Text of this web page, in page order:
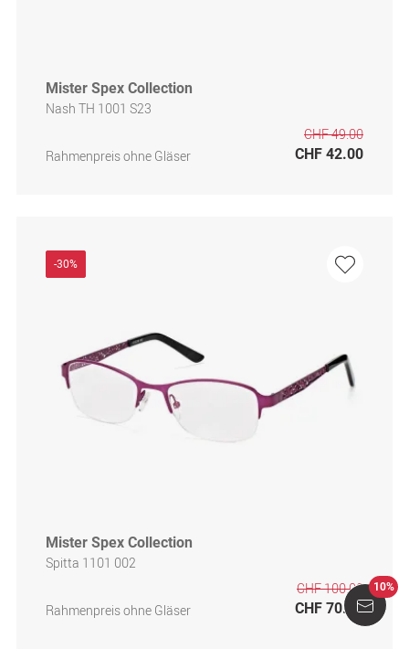
Mister Spex Collection
Nash TH 1001 S23
Rahmenpreis ohne Gläser
CHF 49.00
CHF 42.00
-30%
Mister Spex Collection
Spitta 1101 002
Rahmenpreis ohne Gläser
CHF 100.00
CHF 70.00
10%